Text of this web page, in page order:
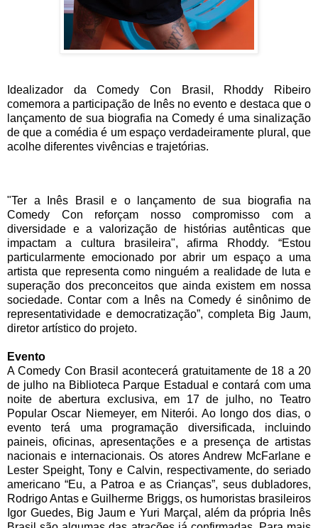
Idealizador da Comedy Con Brasil, Rhoddy Ribeiro
comemora a participação de Inês no evento e destaca que o
lançamento de sua biografia na Comedy é uma sinalização
de que a comédia é um espaço verdadeiramente plural, que
acolhe diferentes vivências e trajetórias.
"Ter a Inês Brasil e o lançamento de sua biografia na
Comedy Con reforçam nosso compromisso com a
diversidade e a valorização de histórias autênticas que
impactam a cultura brasileira", afirma Rhoddy. “Estou
particularmente emocionado por abrir um espaço a uma
artista que representa como ninguém a realidade de luta e
superação dos preconceitos que ainda existem em nossa
sociedade. Contar com a Inês na Comedy é sinônimo de
representatividade e democratização”, completa Big Jaum,
diretor artístico do projeto.
Evento
A Comedy Con Brasil acontecerá gratuitamente de 18 a 20
de julho na Biblioteca Parque Estadual e contará com uma
noite de abertura exclusiva, em 17 de julho, no Teatro
Popular Oscar Niemeyer, em Niterói. Ao longo dos dias, o
evento terá uma programação diversificada, incluindo
paineis, oficinas, apresentações e a presença de artistas
nacionais e internacionais. Os atores Andrew McFarlane e
Lester Speight, Tony e Calvin, respectivamente, do seriado
americano “Eu, a Patroa e as Crianças”, seus dubladores,
Rodrigo Antas e Guilherme Briggs, os humoristas brasileiros
Igor Guedes, Big Jaum e Yuri Marçal, além da própria Inês